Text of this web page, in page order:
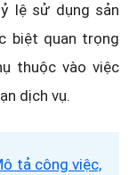
lệ sử dụng sản
biệt quan trọng
thuộc vào việc
dịch vụ.
tả công việc,